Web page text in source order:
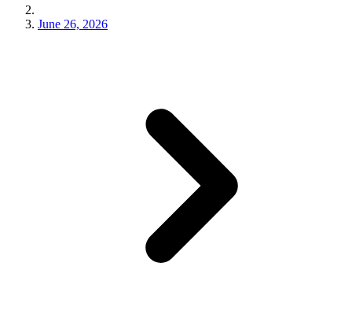
June 26, 2026